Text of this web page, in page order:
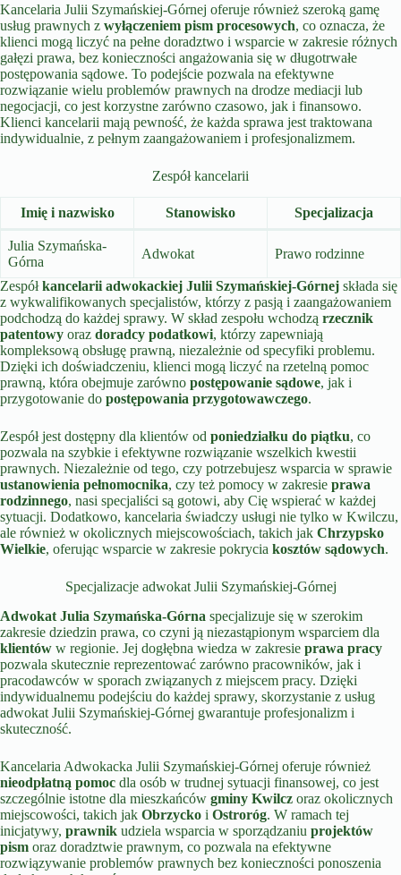
Kancelaria Julii Szymańskiej-Górnej oferuje również szeroką gamę
usług prawnych z wyłączeniem pism procesowych, co oznacza, że
klienci mogą liczyć na pełne doradztwo i wsparcie w zakresie różnych
gałęzi prawa, bez konieczności angażowania się w długotrwałe
postępowania sądowe. To podejście pozwala na efektywne
rozwiązanie wielu problemów prawnych na drodze mediacji lub
negocjacji, co jest korzystne zarówno czasowo, jak i finansowo.
Klienci kancelarii mają pewność, że każda sprawa jest traktowana
indywidualnie, z pełnym zaangażowaniem i profesjonalizmem.
Zespół kancelarii
Imię i nazwisko Stanowisko Specjalizacja
Julia Szymańska-
Górna
Adwokat Prawo rodzinne
Zespółkancelarii adwokackiej Julii Szymańskiej-Górnej składa się
z wykwalifikowanych specjalistów, którzy z pasją i zaangażowaniem
podchodzą do każdej sprawy. W skład zespołu wchodzą rzecznik
patentowy oraz doradcy podatkowi, którzy zapewniają
kompleksową obsługę prawną, niezależnie od specyfiki problemu.
Dzięki ich doświadczeniu, klienci mogą liczyć na rzetelną pomoc
prawną, która obejmuje zarówno postępowanie sądowe, jak i
przygotowanie do postępowania przygotowawczego.
Zespół jest dostępny dla klientów od poniedziałku do piątku, co
pozwala na szybkie i efektywne rozwiązanie wszelkich kwestii
prawnych. Niezależnie od tego, czy potrzebujesz wsparcia w sprawie
ustanowienia pełnomocnika, czy też pomocy w zakresie prawa
rodzinnego, nasi specjaliści są gotowi, aby Cię wspierać w każdej
sytuacji. Dodatkowo, kancelaria świadczy usługi nie tylko w Kwilczu,
ale również w okolicznych miejscowościach, takich jak Chrzypsko
Wielkie, oferując wsparcie w zakresie pokrycia kosztów sądowych.
Specjalizacje adwokat Julii Szymańskiej-Górnej
Adwokat Julia Szymańska-Górna specjalizuje się w szerokim
zakresie dziedzin prawa, co czyni ją niezastąpionym wsparciem dla
klientów w regionie. Jej dogłębna wiedza w zakresie prawa pracy
pozwala skutecznie reprezentować zarówno pracowników, jak i
pracodawców w sporach związanych z miejscem pracy. Dzięki
indywidualnemu podejściu do każdej sprawy, skorzystanie z usług
adwokat Julii Szymańskiej-Górnej gwarantuje profesjonalizm i
skuteczność.
Kancelaria Adwokacka Julii Szymańskiej-Górnej oferuje również
nieodpłatną pomoc dla osób w trudnej sytuacji finansowej, co jest
szczególnie istotne dla mieszkańców gminy Kwilcz oraz okolicznych
miejscowości, takich jak Obrzycko i Ostroróg. W ramach tej
inicjatywy, prawnik udziela wsparcia w sporządzaniu projektów
pism oraz doradztwie prawnym, co pozwala na efektywne
rozwiązywanie problemów prawnych bez konieczności ponoszenia